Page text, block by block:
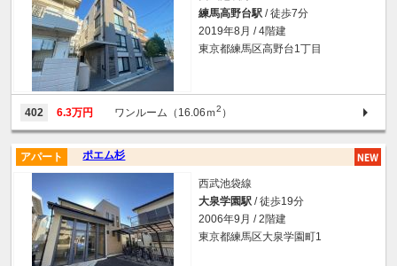
練馬高野台駅 / 徒歩7分
2019年8月 / 4階建
東京都練馬区高野台1丁目
402 6.3万円 ワンルーム（16.06ｍ2 ）
ポエム杉
アパート
西武池袋線
大泉学園駅 / 徒歩19分
2006年9月 / 2階建
東京都練馬区大泉学園町1